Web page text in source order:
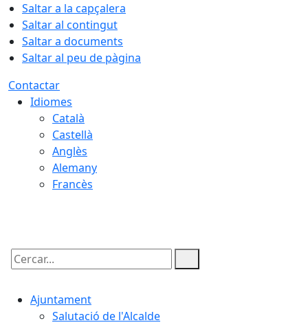
Saltar a la capçalera
Saltar al contingut
Saltar a documents
Saltar al peu de pàgina
Contactar
Idiomes
Català
Castellà
Anglès
Alemany
Francès
Cercar:
Ajuntament
Salutació de l'Alcalde